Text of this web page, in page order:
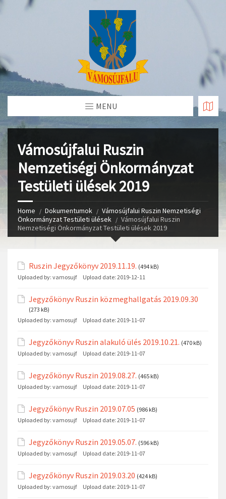
Skip
MENU
Vámosújfalui Ruszin
Nemzetiségi Önkormányzat
Testületi ülések 2019
Home Dokumentumok
Vámosújfalui Ruszin Nemzetiségi
Önkormányzat Testületi ülések
Vámosújfalui Ruszin
Nemzetiségi Önkormányzat Testületi ülések 2019
Ruszin Jegyzőkönyv 2019.11.19. (494 kB)
Uploaded by: vamosujf Upload date: 2019-12-11
Jegyzőkönyv Ruszin közmeghallgatás 2019.09.30
(273 kB)
Uploaded by: vamosujf Upload date: 2019-11-07
Jegyzőkönyv Ruszin alakuló ülés 2019.10.21. (470 kB)
Uploaded by: vamosujf Upload date: 2019-11-07
Jegyzőkönyv Ruszin 2019.08.27. (465 kB)
Uploaded by: vamosujf Upload date: 2019-11-07
Jegyzőkönyv Ruszin 2019.07.05 (986 kB)
Uploaded by: vamosujf Upload date: 2019-11-07
Jegyzőkönyv Ruszin 2019.05.07. (596 kB)
Uploaded by: vamosujf Upload date: 2019-11-07
Jegyzőkönyv Ruszin 2019.03.20 (424 kB)
Uploaded by: vamosujf Upload date: 2019-11-07